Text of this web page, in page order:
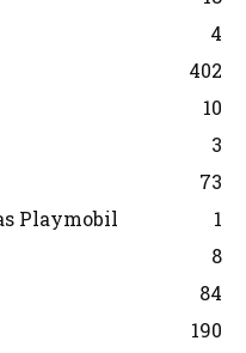
4
402
10
3
73
Playmobil
1
8
84
190